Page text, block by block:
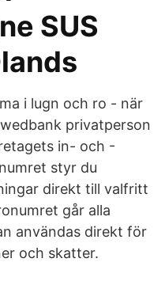
SUS
i lugn och ro - när
privatperson
in- och -
styr du
direkt till valfritt
går alla
användas direkt för
och skatter.